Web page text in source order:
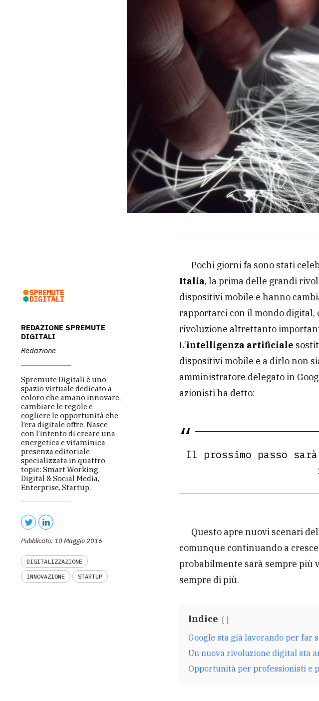
REDAZIONE SPREMUTE
DIGITALI
Redazione
Spremute Digitali è uno
spazio virtuale dedicato a
coloro che amano innovare,
cambiare le regole e
cogliere le opportunità che
l’era digitale offre. Nasce
con l’intento di creare una
energetica e vitaminica
presenza editoriale
specializzata in quattro
topic: Smart Working,
Digital & Social Media,
Enterprise, Startup.
Pubblicato: 10 Maggio 2016
DIGITALIZZAZIONE
INNOVAZIONE
STARTUP
Pochi giorni fa sono stati
Italia, la prima delle grandi
dispositivi mobile e hanno
rapportarci con il mondo digital,
rivoluzione altrettanto
L’intelligenza artificiale
dispositivi mobile e a dirlo non
amministratore delegato in
azionisti ha detto:
Il prossimo passo
Questo apre nuovi scenari
comunque continuando a
probabilmente sarà sempre più
sempre di più.
Indice
Google sta già lavorando per far
Un nuova rivoluzione digital sta
Opportunità per professionisti e